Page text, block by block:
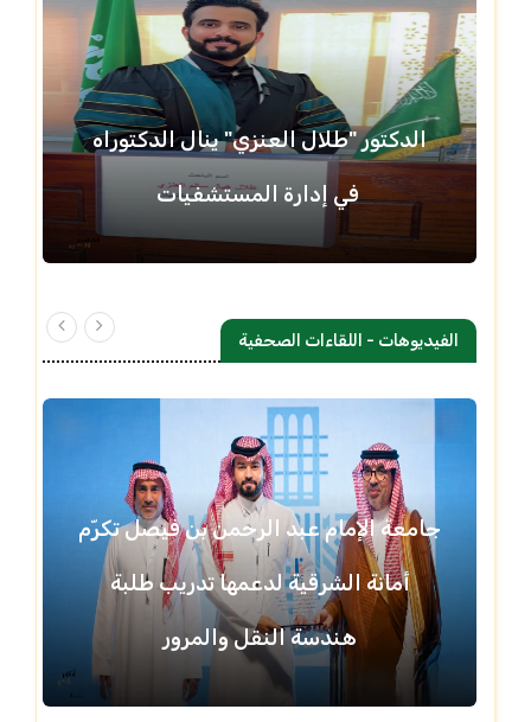
الدكتور "طلال العنزي" ينال الدكتوراه
في إدارة المستشفيات
الفيديوهات - اللقاءات الصحفية
جامعة الإمام عبد الرحمن بن فيصل تكرّم
أمانة الشرقية لدعمها تدريب طلبة
هندسة النقل والمرور